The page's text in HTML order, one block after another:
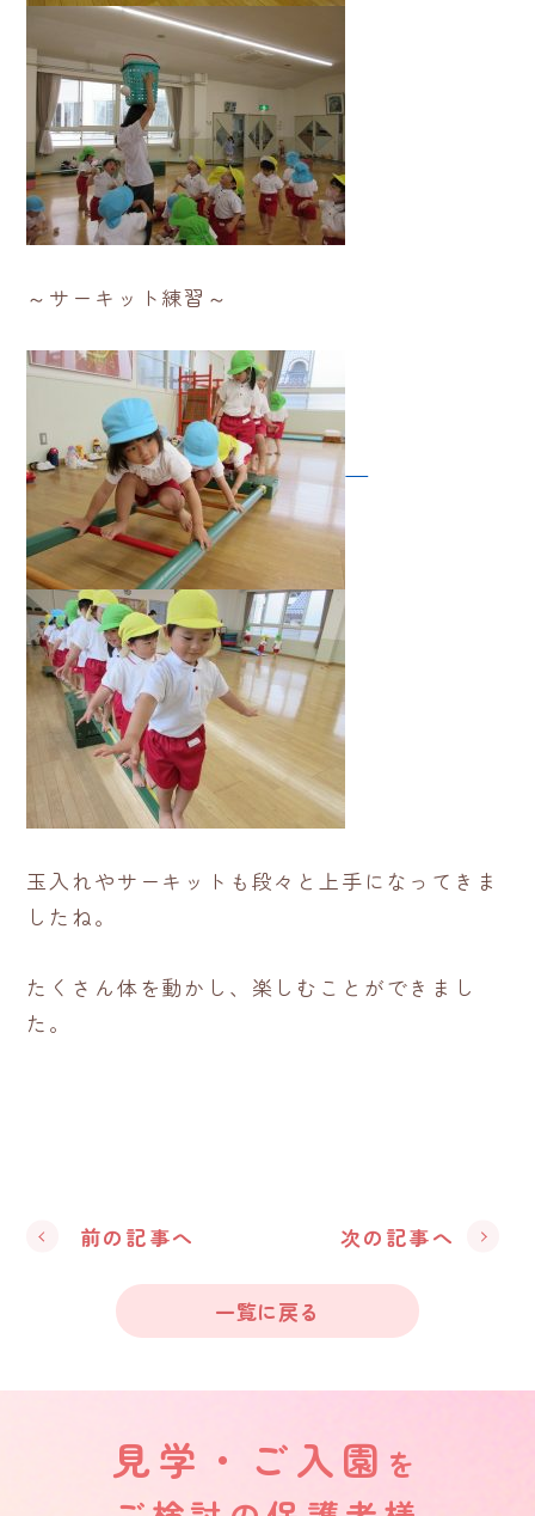
～サーキット練習～
玉入れやサーキットも段々と上手になってきま
したね。
たくさん体を動かし、楽しむことができまし
た。
前の記事へ 次の記事へ
一覧に戻る
見学・ご入園 を